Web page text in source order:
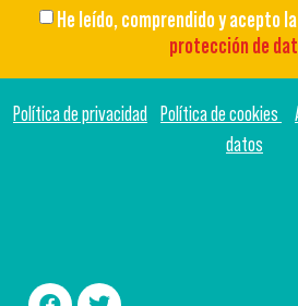
He leído, comprendido y acepto
protección de
Política de privacidad Política de cookies
datos